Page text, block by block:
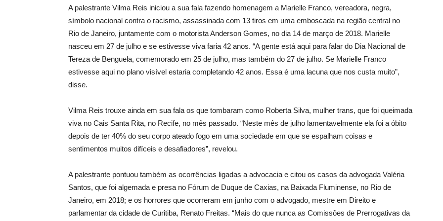
A palestrante Vilma Reis iniciou a sua fala fazendo homenagem a Marielle Franco, vereadora, negra,
símbolo nacional contra o racismo, assassinada com 13 tiros em uma emboscada na região central no
Rio de Janeiro, juntamente com o motorista Anderson Gomes, no dia 14 de março de 2018. Marielle
nasceu em 27 de julho e se estivesse viva faria 42 anos. “A gente está aqui para falar do Dia Nacional de
Tereza de Benguela, comemorado em 25 de julho, mas também do 27 de julho. Se Marielle Franco
estivesse aqui no plano visível estaria completando 42 anos. Essa é uma lacuna que nos custa muito”,
disse.
Vilma Reis trouxe ainda em sua fala os que tombaram como Roberta Silva, mulher trans, que foi queimada
viva no Cais Santa Rita, no Recife, no mês passado. “Neste mês de julho lamentavelmente ela foi a óbito
depois de ter 40% do seu corpo ateado fogo em uma sociedade em que se espalham coisas e
sentimentos muitos difíceis e desafiadores”, revelou.
A palestrante pontuou também as ocorrências ligadas a advocacia e citou os casos da advogada Valéria
Santos, que foi algemada e presa no Fórum de Duque de Caxias, na Baixada Fluminense, no Rio de
Janeiro, em 2018; e os horrores que ocorreram em junho com o advogado, mestre em Direito e
parlamentar da cidade de Curitiba, Renato Freitas. “Mais do que nunca as Comissões de Prerrogativas da